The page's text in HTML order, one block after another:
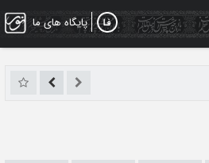
پایگاه های ما